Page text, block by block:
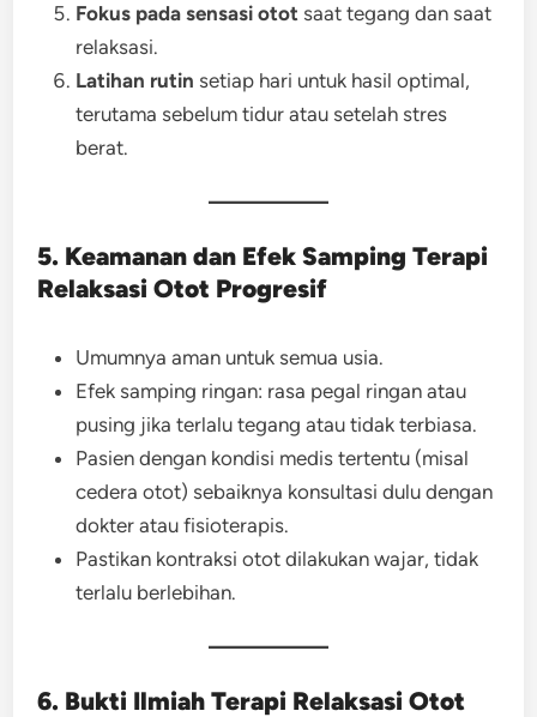
Fokus pada sensasi otot saat tegang dan saat
relaksasi.
Latihan rutin setiap hari untuk hasil optimal,
terutama sebelum tidur atau setelah stres
berat.
5. Keamanan dan Efek Samping Terapi
Relaksasi Otot Progresif
Umumnya aman untuk semua usia.
Efek samping ringan: rasa pegal ringan atau
pusing jika terlalu tegang atau tidak terbiasa.
Pasien dengan kondisi medis tertentu (misal
cedera otot) sebaiknya konsultasi dulu dengan
dokter atau fisioterapis.
Pastikan kontraksi otot dilakukan wajar, tidak
terlalu berlebihan.
6. Bukti Ilmiah Terapi Relaksasi Otot